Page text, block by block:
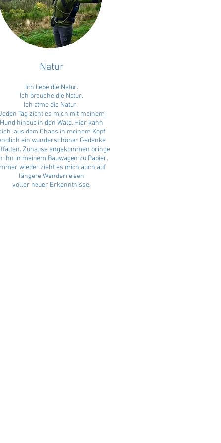
Natur
Ich liebe die Natur.
Ich brauche die Natur.
Ich atme die Natur.
Tag zieht es mich mit meinem
Hund hinaus in den Wald. Hier kann
aus dem Chaos in meinem Kopf
ein wunderschöner Gedanke
Zuhause angekommen bringe
ihn in meinem Bauwagen zu Papier.
wieder zieht es mich auch auf
längere Wanderreisen
voller neuer Erkenntnisse.